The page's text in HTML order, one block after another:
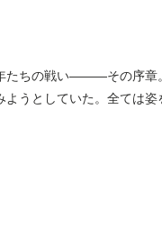
たちの戦い―――その序
ようとしていた。全ては